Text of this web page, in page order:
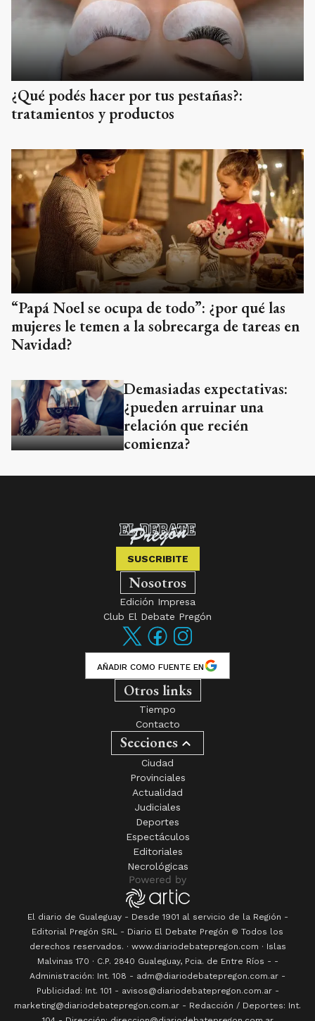
¿Qué podés hacer por tus pestañas?:
tratamientos y productos
“Papá Noel se ocupa de todo”: ¿por qué las
mujeres le temen a la sobrecarga de tareas en
Navidad?
Demasiadas expectativas:
¿pueden arruinar una
relación que recién
comienza?
SUSCRIBITE
Nosotros
Edición Impresa
Club El Debate Pregón
AÑADIR COMO FUENTE EN
Otros links
Tiempo
Contacto
Secciones
Ciudad
Provinciales
Actualidad
Judiciales
Deportes
Espectáculos
Editoriales
Necrológicas
El diario de Gualeguay - Desde 1901 al servicio de la Región -
Editorial Pregón SRL
- Diario El Debate Pregón © Todos los
derechos reservados. · www.diariodebatepregon.com · Islas
Malvinas 170 · C.P. 2840 Gualeguay, Pcia. de Entre Ríos - -
Administración: Int. 108 - adm@diariodebatepregon.com.ar -
Publicidad: Int. 101 - avisos@diariodebatepregon.com.ar -
marketing@diariodebatepregon.com.ar - Redacción / Deportes: Int.